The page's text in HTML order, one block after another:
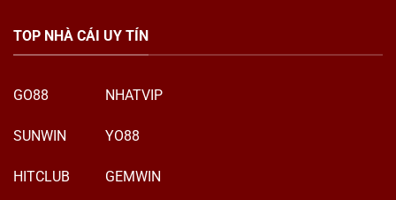
TOP NHÀ CÁI UY TÍN
GO88
SUNWIN
HITCLUB
NHATVIP
YO88
GEMWIN